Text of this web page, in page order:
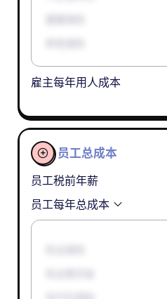
雇主每年用人成本

员工总成本
员工税前年薪
员工每年总成本